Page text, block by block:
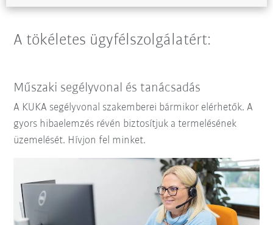
A tökéletes ügyfélszolgálatért:
Műszaki segélyvonal és tanácsadás
A KUKA segélyvonal szakemberei bármikor elérhetők. A
gyors hibaelemzés révén biztosítjuk a termelésének
üzemelését. Hívjon fel minket.